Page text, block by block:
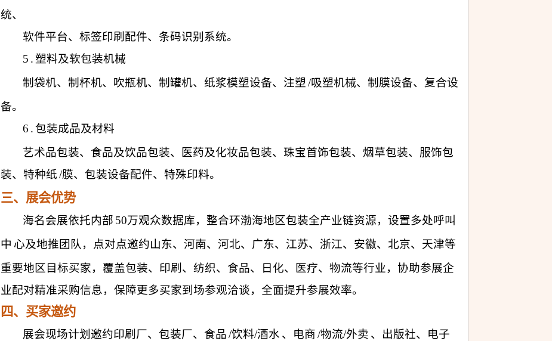
统、
软件平台、标签印刷配件、条码识别系统。
5 . 塑料及软包装机械
制袋机、制杯机、吹瓶机、制罐机、纸浆模塑设备、注塑 /吸塑机械、制膜设备、复合设
备。
6 . 包装成品及材料
艺术品包装、食品及饮品包装、医药及化妆品包装、珠宝首饰包装、烟草包装、服饰包
装、特种纸/膜、包装设备配件、特殊印料。
三、展会优势
海名会展依托内部 50万观众数据库，整合环渤海地区包装全产业链资源，设置多处呼叫
中 心及地推团队，点对点邀约山东、河南、河北、广东、江苏、浙江、安徽、北京、天津等
重要地区目标买家，覆盖包装、印刷、纺织、食品、日化、医疗、物流等行业，协助参展企
业配对精准采购信息，保障更多买家到场参观洽谈，全面提升参展效率。
四、买家邀约
展会现场计划邀约印刷厂、包装厂、食品 /饮料/酒水 、电商 /物流/外卖 、出版社、电子